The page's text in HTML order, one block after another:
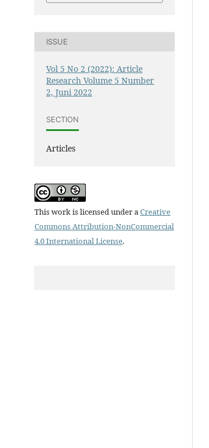
ISSUE
Vol 5 No 2 (2022): Article
Research Volume 5 Number
2, Juni 2022
SECTION
Articles
This work is licensed under aCreative
Commons Attribution-NonCommercial
4.0 International License.